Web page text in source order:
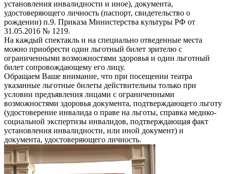
установления инвалидности и иное), документа,
удостоверяющего личность (паспорт, свидетельство о
рождении) п.9. Приказа Министерства культуры РФ от
31.05.2016 № 1219.
На каждый спектакль и на специально отведенные места
можно приобрести один льготный билет зрителю с
ограниченными возможностями здоровья и один льготный
билет сопровождающему его лицу.
Обращаем Ваше внимание, что при посещении театра
указанные льготные билеты действительны только при
условии предъявления лицами с ограниченными
возможностями здоровья документа, подтверждающего льготу
(удостоверение инвалида о праве на льготы, справка медико-
социальной экспертизы инвалидов, подтверждающая факт
установления инвалидности, или иной документ) и
документа, удостоверяющего личность.